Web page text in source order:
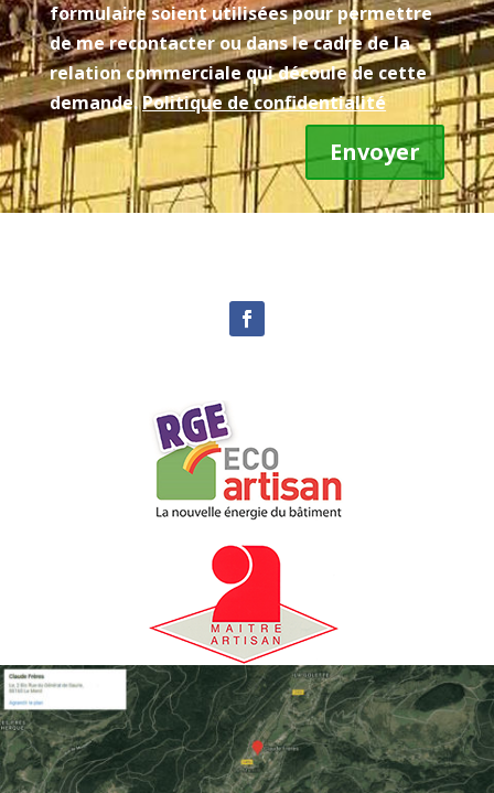
formulaire soient utilisées pour permettre
de me recontacter ou dans le cadre de la
relation commerciale qui découle de cette
demande.Politique de confidentialité
Envoyer